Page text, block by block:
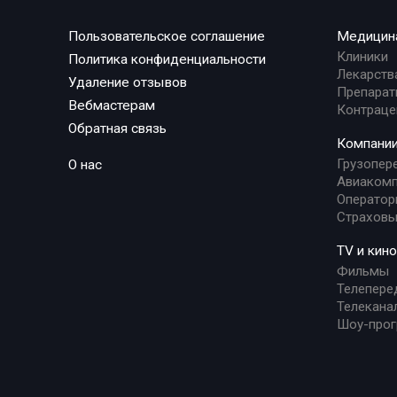
Пользовательское соглашение
Политика конфиденциальности
Удаление отзывов
Вебмастерам
Обратная связь
О нас
Клиники
TV и кино
Фильмы
Шоу-